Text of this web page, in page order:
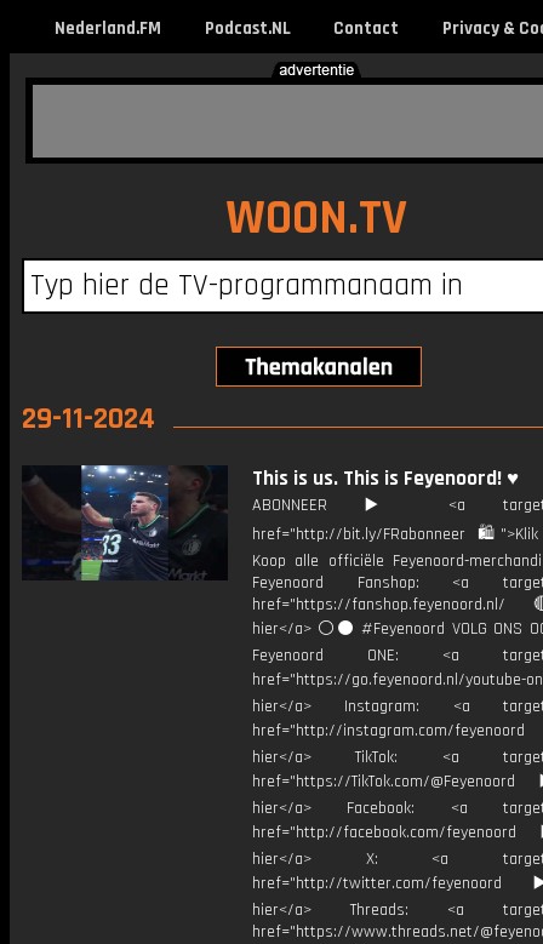
Nederland.FM Podcast.NL Contact Privacy &
WOON.TV
29-11-2024
This is us. This is Feyenoord! ♥️
ABONNEER ▶️ <a
href="http://bit.ly/FRabonneer
Koop alle officiële Feyenoord-
Feyenoord Fanshop: <a
href="https://
hier</a> ⚪️⚫ #Feyenoord VOLG ONS
Feyenoord ONE: <a
href="https://go.feyenoord.nl/youtube-
hier</a> Instagram: <a
href="http://instagram.com/
hier</a> TikTok: <a
href="https://TikTok.com/
hier</a> Facebook: <a
href="http://facebook.com/
hier</a> X: <a
href="http://twitter.com/
hier</a> Threads: <a
href="https://www.threads.net/